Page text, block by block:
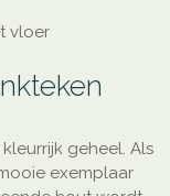
vloer
geheel. Als
exemplaar